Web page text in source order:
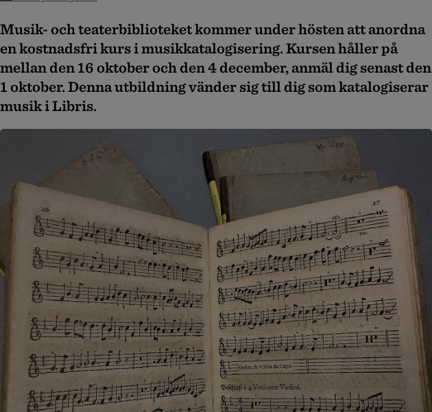
Musik- och teaterbiblioteket kommer under hösten att anordna
en kostnadsfri kurs i musikkatalogisering. Kursen håller på
mellan den 16 oktober och den 4 december, anmäl digsenast den
1 oktober. Denna utbildningvänder sig till dig som katalogiserar
musik i Libris.